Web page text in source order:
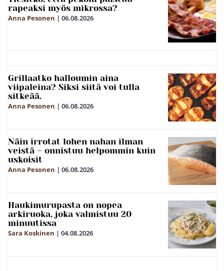
rapeaksi myös mikrossa?
Anna Pesonen | 06.08.2026
Grillaatko halloumin aina
viipaleina? Siksi siitä voi tulla
sitkeää.
Anna Pesonen | 06.08.2026
Näin irrotat lohen nahan ilman
veistä – onnistuu helpommin kuin
uskoisit
Anna Pesonen | 06.08.2026
Haukimurupasta on nopea
arkiruoka, joka valmistuu 20
minuutissa
Sara Koskinen | 04.08.2026